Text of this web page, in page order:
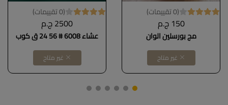
(0 تقييمات)
150 ج.م
مج بورسلين الوان
غير متاح
(0 تقييمات)
2500 ج.م
عشاء 6008 # 56 24 ق كوب
غير متاح